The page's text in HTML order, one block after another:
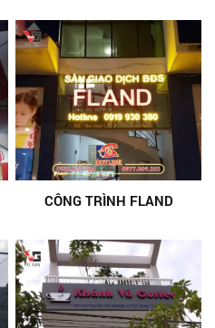
CÔNG TRÌNH FLAND